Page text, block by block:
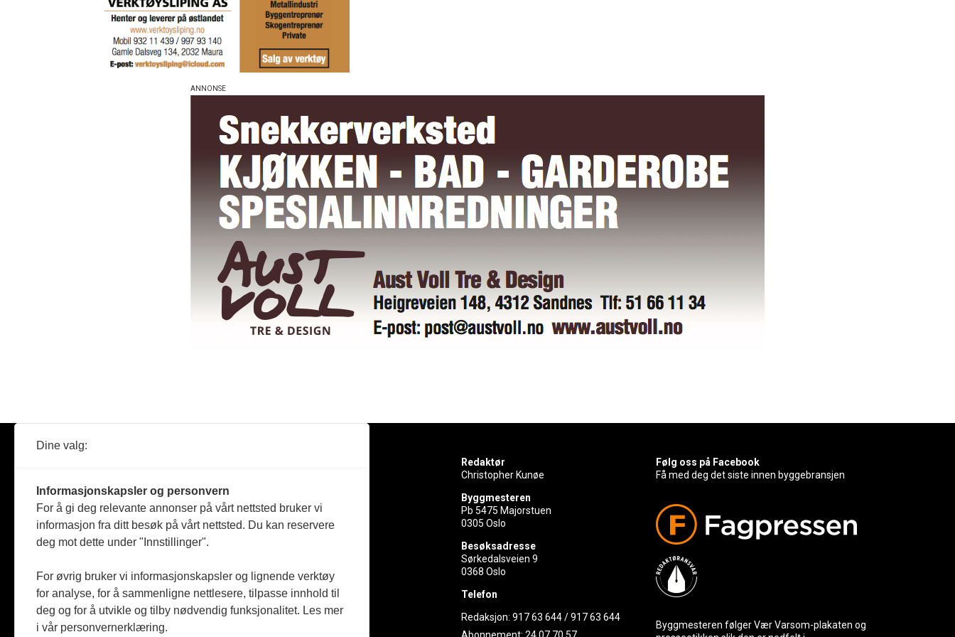
Reportasje
Produkter
Jobbmarked
Redaktør
Christopher Kunøe
Byggmesteren
Pb 5475 Majorstuen
0305 Oslo
Besøksadresse
Sørkedalsveien 9
0368 Oslo
Telefon
Redaksjon:917 63 644/917 63 644
Abonnement:24 07 70 57
Følg oss på Facebook
Få med deg det siste innen byggebransjen
Byggmesteren følger Vær Varsom-plakaten og
Dine valg:
Informasjonskapsler og personvern
For å gi deg relevante annonser på vårt nettsted bruker vi
informasjon fra ditt besøk på vårt nettsted. Du kan reservere
deg mot dette under "Innstillinger".
For øvrig bruker vi informasjonskapsler og lignende verktøy
for analyse, for å sammenligne nettlesere, tilpasse innhold til
deg og for å utvikle og tilby nødvendig funksjonalitet. Les mer
i vår personvernerklæring.